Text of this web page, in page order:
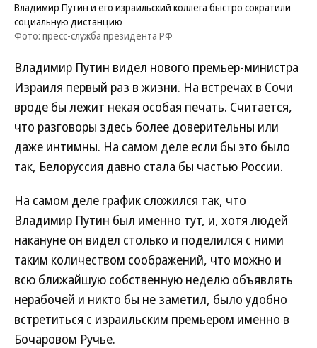
Владимир Путин и его израильский коллега быстро сократили
социальную дистанцию
Фото: пресс-служба президента РФ
Владимир Путин видел нового премьер-министра
Израиля первый раз в жизни. На встречах в Сочи
вроде бы лежит некая особая печать. Считается,
что разговоры здесь более доверительны или
даже интимны. На самом деле если бы это было
так, Белоруссия давно стала бы частью России.
На самом деле график сложился так, что
Владимир Путин был именно тут, и, хотя людей
накануне он видел столько и поделился с ними
таким количеством соображений, что можно и
всю ближайшую собственную неделю объявлять
нерабочей и никто бы не заметил, было удобно
встретиться с израильским премьером именно в
Бочаровом Ручье.